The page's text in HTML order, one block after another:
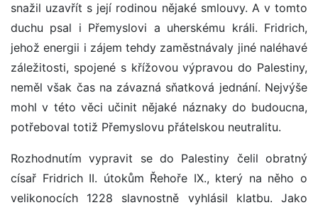
snažil uzavřít s její rodinou nějaké smlouvy. A v tomto
duchu psal i Přemyslovi a uherskému králi. Fridrich,
jehož energii i zájem tehdy zaměstnávaly jiné naléhavé
záležitosti, spojené s křížovou výpravou do Palestiny,
neměl však čas na závazná sňatková jednání. Nejvýše
mohl v této věci učinit nějaké náznaky do budoucna,
potřeboval totiž Přemyslovu přátelskou neutralitu.
Rozhodnutím vypravit se do Palestiny čelil obratný
císař Fridrich II. útokům Řehoře IX., který na něho o
velikonocích 1228 slavnostně vyhlásil klatbu. Jako